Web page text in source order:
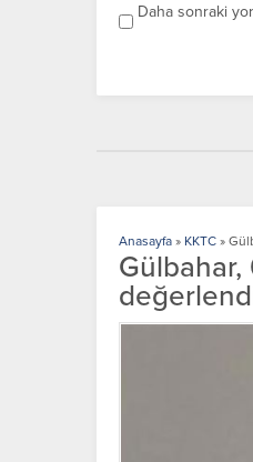
Daha sonraki
Anasayfa » KKTC »
Gülbahar,